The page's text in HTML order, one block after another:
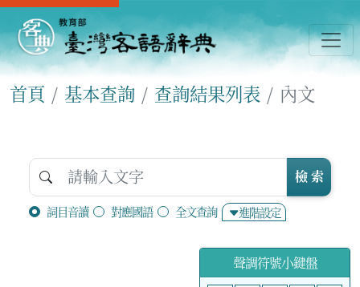
首頁 基本查詢 查詢結果列表 內文
詞目音讀 對應國語 全文查詢 進階設定
檢 索
聲調符號小鍵盤